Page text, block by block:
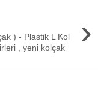
›
) - Plastik L Kol
, yeni kolçak